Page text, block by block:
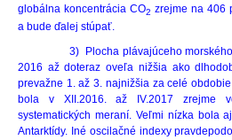
globálna koncentrácia CO2 zrejme na 406
a bude ďalej stúpať.
3) Plocha plávajúceho morského
2016 až doteraz oveľa nižšia ako
prevažne 1. až 3. najnižšia za celé
bola v XII.2016. až IV.2017 zrejme
systematických meraní. Veľmi nízka bola
Antarktídy. Iné oscilačné indexy